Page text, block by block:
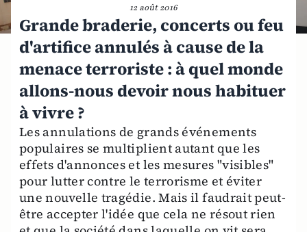
12 août 2016
Grande braderie, concerts ou feu
d'artifice annulés à cause de la
menace terroriste : à quel monde
allons-nous devoir nous habituer
à vivre ?
Les annulations de grands événements
populaires se multiplient autant que les
effets d'annonces et les mesures "visibles"
pour lutter contre le terrorisme et éviter
une nouvelle tragédie. Mais il faudrait peut-
être accepter l'idée que cela ne résout rien